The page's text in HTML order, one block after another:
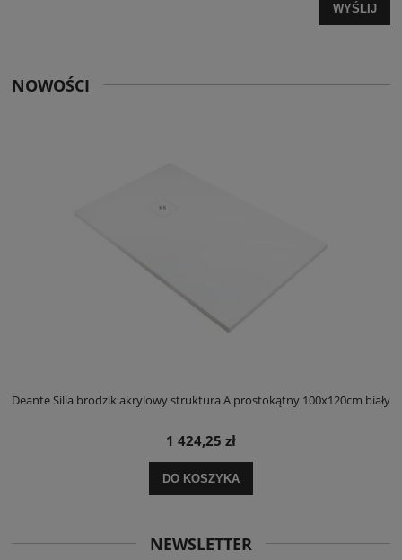
WYŚLIJ
NOWOŚCI
Deante Silia brodzik akrylowy struktura A prostokątny 100x120cm biały
1 424,25 zł
DO KOSZYKA
NEWSLETTER